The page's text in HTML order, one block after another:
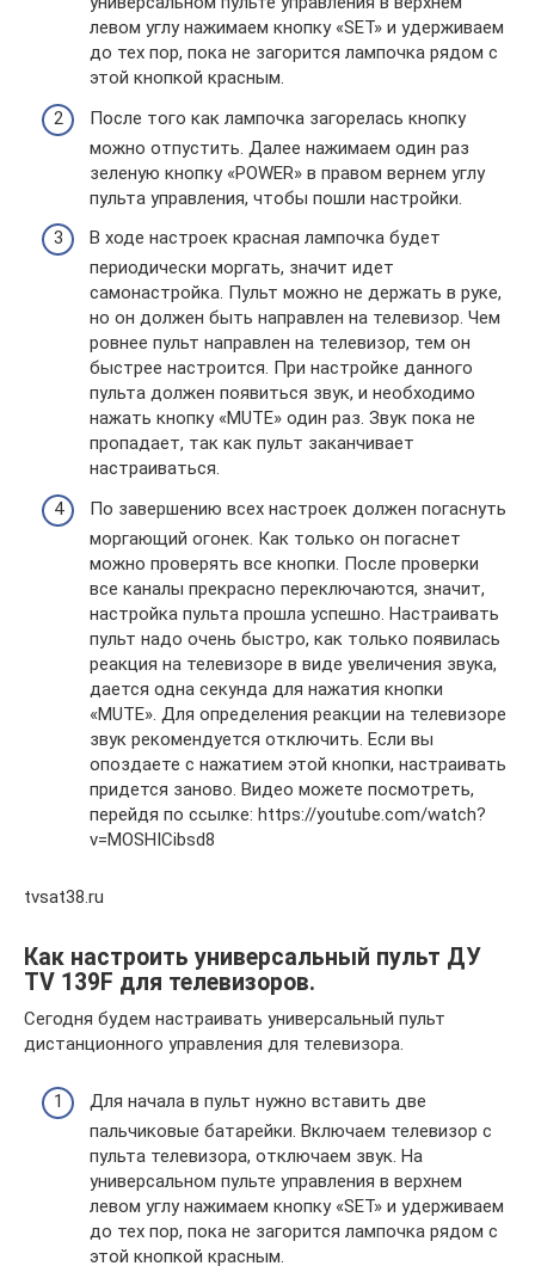
левом углу нажимаем кнопку «SET» и удерживаем
до тех пор, пока не загорится лампочка рядом с
этой кнопкой красным.
После того как лампочка загорелась кнопку
можно отпустить. Далее нажимаем один раз
зеленую кнопку «POWER» в правом вернем углу
пульта управления, чтобы пошли настройки.
В ходе настроек красная лампочка будет
периодически моргать, значит идет
самонастройка. Пульт можно не держать в руке,
но он должен быть направлен на телевизор. Чем
ровнее пульт направлен на телевизор, тем он
быстрее настроится. При настройке данного
пульта должен появиться звук, и необходимо
нажать кнопку «MUTE» один раз. Звук пока не
пропадает, так как пульт заканчивает
настраиваться.
По завершению всех настроек должен погаснуть
моргающий огонек. Как только он погаснет
можно проверять все кнопки. После проверки
все каналы прекрасно переключаются, значит,
настройка пульта прошла успешно. Настраивать
пульт надо очень быстро, как только появилась
реакция на телевизоре в виде увеличения звука,
дается одна секунда для нажатия кнопки
«MUTE». Для определения реакции на телевизоре
звук рекомендуется отключить. Если вы
опоздаете с нажатием этой кнопки, настраивать
придется заново. Видео можете посмотреть,
перейдя по ссылке: https://youtube.com/watch?
v=MOSHICibsd8
tvsat38.ru
Как настроить универсальный пульт ДУ
TV 139F для телевизоров.
Сегодня будем настраивать универсальный пульт
дистанционного управления для телевизора.
Для начала в пульт нужно вставить две
пальчиковые батарейки. Включаем телевизор с
пульта телевизора, отключаем звук. На
универсальном пульте управления в верхнем
левом углу нажимаем кнопку «SET» и удерживаем
до тех пор, пока не загорится лампочка рядом с
этой кнопкой красным.